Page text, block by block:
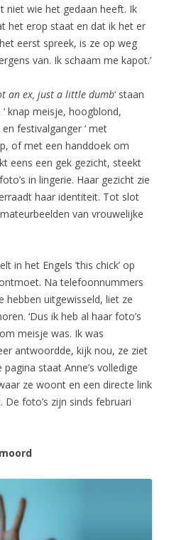
niet wie het gedaan heeft. Ik
het erop staat en dat ik het er
eerst spreek, is ze op weg
van. Ik schaam me kapot.’
an ex, just a little dumb‘ staan
knap meisje, hoogblond,
festivalganger ‘ met
of met een handdoek om
eens een gek gezicht, steekt
in lingerie. Haar gezicht zie
haar identiteit. Tot slot
van vrouwelijke
in het Engels ’this chick’ op
Na telefoonnummers
hebben uitgewisseld, liet ze
‘Dus ik heb al haar foto’s
meisje was. Ik was
antwoordde, kijk nou, ze ziet
staat Anne’s volledige
ze woont en een directe link
foto’s zijn sinds februari